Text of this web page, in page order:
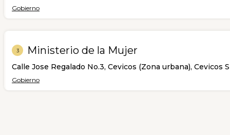
Gobierno
3 Ministerio de la Mujer
Calle Jose Regalado No.3, Cevicos (Zona urbana), Cevicos
Gobierno